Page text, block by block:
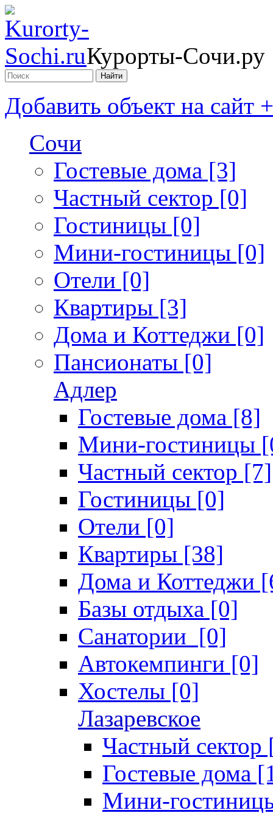
Курорты-Сочи.ру
Добавить объект на сайт +
Сочи
Гостевые дома [3]
Частный сектор [0]
Гостиницы [0]
Мини-гостиницы [0]
Отели [0]
Квартиры [3]
Дома и Коттеджи [0]
Пансионаты [0]
Адлер
Гостевые дома [8]
Мини-гостиницы
Частный сектор [7]
Гостиницы [0]
Отели [0]
Квартиры [38]
Дома и Коттеджи
Базы отдыха [0]
Санатории [0]
Автокемпинги [0]
Хостелы [0]
Лазаревское
Частный сектор
Гостевые дома
Мини-